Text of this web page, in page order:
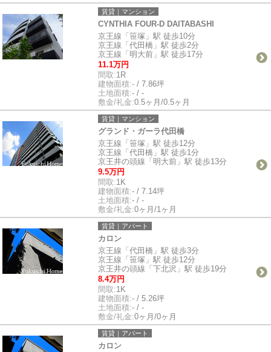
賃貸｜マンション
CYNTHIA FOUR-D DAITABASHI
京王線「笹塚」駅 徒歩10分
京王線「代田橋」駅 徒歩2分
京王線「明大前」駅 徒歩17分
11.1万円
間取:1R
建物面積:- / 7.86坪
土地面積:- / -
敷金/礼金:0.5ヶ月/0.5ヶ月
賃貸｜マンション
グランド・ガーラ代田橋
京王線「笹塚」駅 徒歩12分
京王線「代田橋」駅 徒歩1分
京王井の頭線「明大前」駅 徒歩13分
9.5万円
間取:1K
建物面積:- / 7.14坪
土地面積:- / -
敷金/礼金:0ヶ月/1ヶ月
賃貸｜アパート
カロン
京王線「代田橋」駅 徒歩3分
京王線「笹塚」駅 徒歩12分
京王井の頭線「下北沢」駅 徒歩19分
8.4万円
間取:1K
建物面積:- / 5.26坪
土地面積:- / -
敷金/礼金:0ヶ月/0ヶ月
賃貸｜アパート
カロン